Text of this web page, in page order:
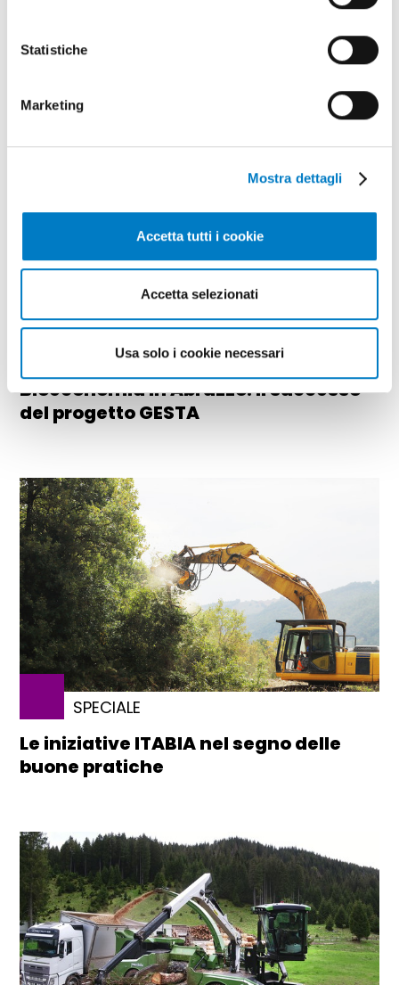
Statistiche
Marketing
Mostra dettagli
Accetta tutti i cookie
Accetta selezionati
Usa solo i cookie necessari
Carbon farming: come l'agricoltura
può controllare il clima
BIOECONOMIA
Bioeconomia in Abruzzo: il successo
del progetto GESTA
SPECIALE
Le iniziative ITABIA nel segno delle
buone pratiche